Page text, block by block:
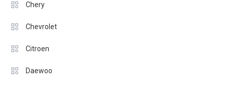
Chery
Chevrolet
Citroen
Daewoo